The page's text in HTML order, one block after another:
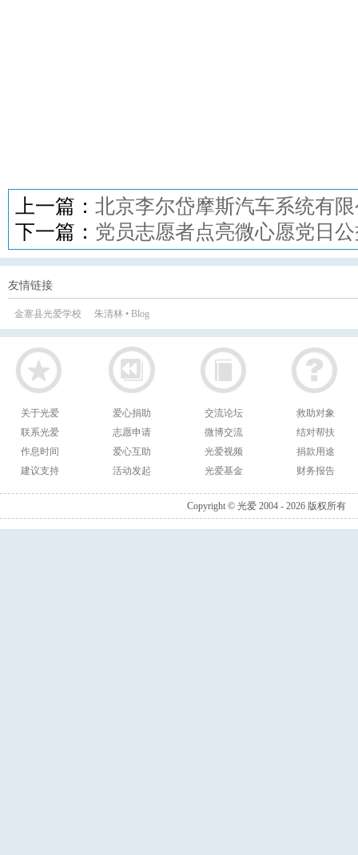
上一篇： 北京李尔岱摩斯汽车系统有
下一篇： 党员志愿者点亮微心愿党日
友情链接
金寨县光爱学校 朱清林 • Blog
关于光爱
联系光爱
作息时间
建议支持
爱心捐助
志愿申请
爱心互助
活动发起
交流论坛
微博交流
光爱视频
光爱基金
救助对象
结对帮扶
捐款用途
财务报告
Copyright © 光爱 2004 - 2026 版权所有